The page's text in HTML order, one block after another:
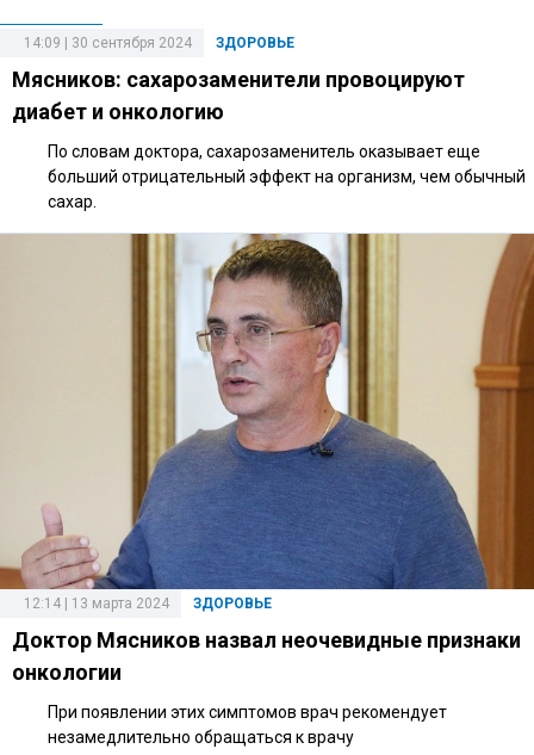
ЗДОРОВЬЕ
14:09 | 30 сентября 2024
Мясников: сахарозаменители провоцируют
диабет и онкологию
По словам доктора, сахарозаменитель оказывает еще
больший отрицательный эффект на организм, чем обычный
сахар.
ЗДОРОВЬЕ
12:14 | 13 марта 2024
Доктор Мясников назвал неочевидные признаки
онкологии
При появлении этих симптомов врач рекомендует
незамедлительно обращаться к врачу